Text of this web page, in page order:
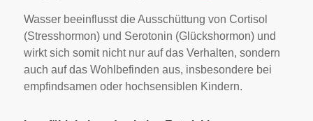
Wasser beeinflusst die Ausschüttung von Cortisol
(Stresshormon) und Serotonin (Glückshormon) und
wirkt sich somit nicht nur auf das Verhalten, sondern
auch auf das Wohlbefinden aus, insbesondere bei
empfindsamen oder hochsensiblen Kindern.